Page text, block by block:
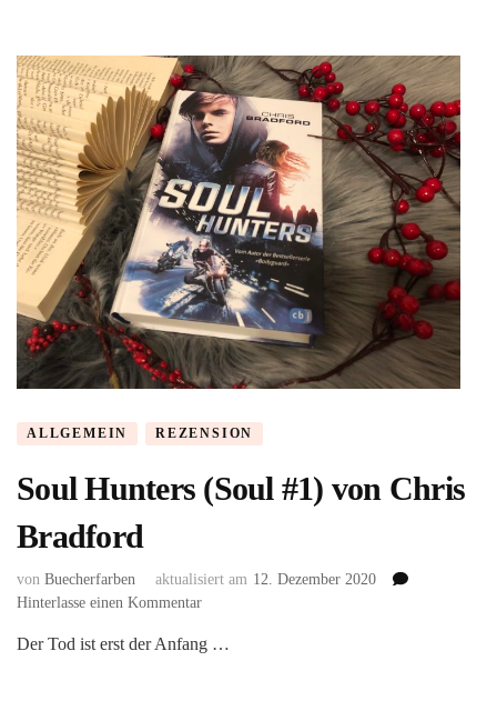
–
Meine
Must
Haves
im
Januar
2021!
ALLGEMEIN REZENSION
Soul Hunters (Soul #1) von Chris
Bradford
von Buecherfarben aktualisiert am 12. Dezember 2020
Hinterlasse einen Kommentarzu
Hunters
Der Tod ist erst der Anfang …